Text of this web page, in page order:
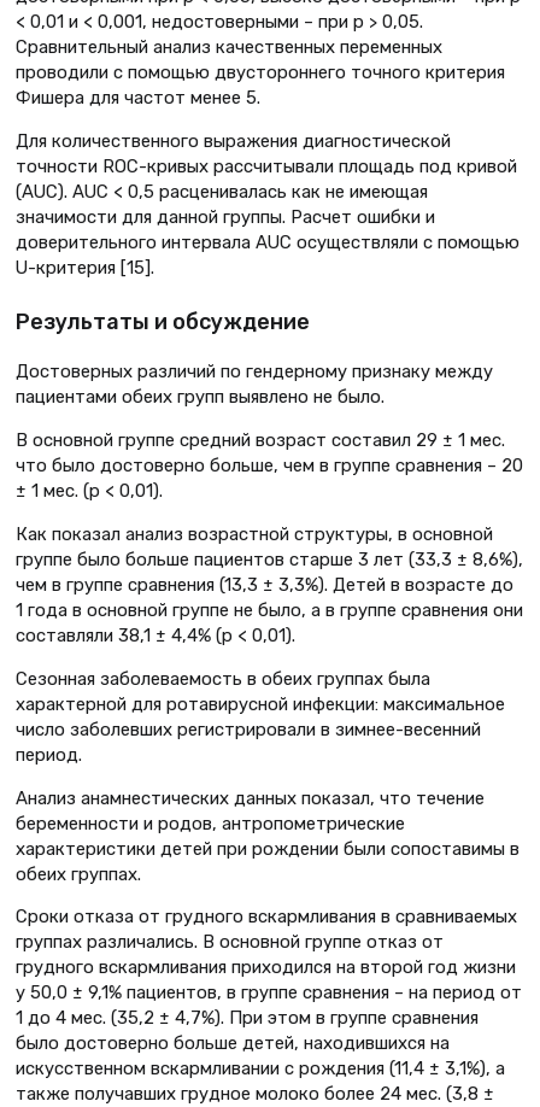
< 0,01 и < 0,001, недостоверными – при р > 0,05.
Сравнительный анализ качественных переменных
проводили с помощью двустороннего точного критерия
Фишера для частот менее 5.
Для количественного выражения диагностической
точности ROC-кривых рассчитывали площадь под кривой
(AUC). AUC < 0,5 расценивалась как не имеющая
значимости для данной группы. Расчет ошибки и
доверительного интервала AUC осуществляли с помощью
U-критерия [15].
Результаты и обсуждение
Достоверных различий по гендерному признаку между
пациентами обеих групп выявлено не было.
В основной группе средний возраст составил 29 ± 1 мес.
что было достоверно больше, чем в группе сравнения – 20
± 1 мес. (р < 0,01).
Как показал анализ возрастной структуры, в основной
группе было больше пациентов старше 3 лет (33,3 ± 8,6%),
чем в группе сравнения (13,3 ± 3,3%). Детей в возрасте до
1 года в основной группе не было, а в группе сравнения они
составляли 38,1 ± 4,4% (р < 0,01).
Сезонная заболеваемость в обеих группах была
характерной для ротавирусной инфекции: максимальное
число заболевших регистрировали в зимнее-весенний
период.
Анализ анамнестических данных показал, что течение
беременности и родов, антропометрические
характеристики детей при рождении были сопоставимы в
обеих группах.
Сроки отказа от грудного вскармливания в сравниваемых
группах различались. В основной группе отказ от
грудного вскармливания приходился на второй год жизни
у 50,0 ± 9,1% пациентов, в группе сравнения – на период от
1 до 4 мес. (35,2 ± 4,7%). При этом в группе сравнения
было достоверно больше детей, находившихся на
искусственном вскармливании с рождения (11,4 ± 3,1%), а
также получавших грудное молоко более 24 мес. (3,8 ±